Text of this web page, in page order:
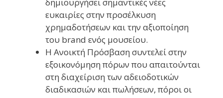
ευκαιρίες στην προσέλκυση
χρημαδοτήσεων και την αξιοποίηση
του brand ενός μουσείου.
Η Ανοικτή Πρόσβαση συντελεί στην
εξοικονόμηση πόρων που απαιτούνται
στη διαχείριση των αδειοδοτικών
διαδικασιών και πωλήσεων, πόροι οι